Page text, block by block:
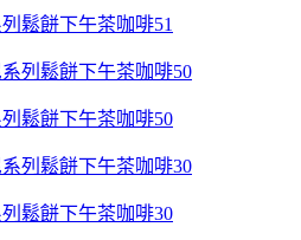
鬆餅下午茶咖啡51
鬆餅下午茶咖啡50
鬆餅下午茶咖啡30